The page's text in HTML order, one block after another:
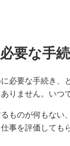
要な手
必要な手続き、
りません。いつ
ものが何もない
事を評価しても